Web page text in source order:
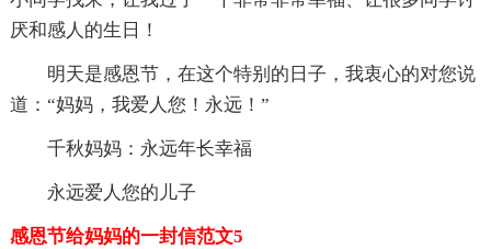
厌和感人的生日！
明天是感恩节，在这个特别的日子，我衷心的对您说
道：“妈妈，我爱人您！永远！”
千秋妈妈：永远年长幸福
永远爱人您的儿子
感恩节给妈妈的一封信范文5